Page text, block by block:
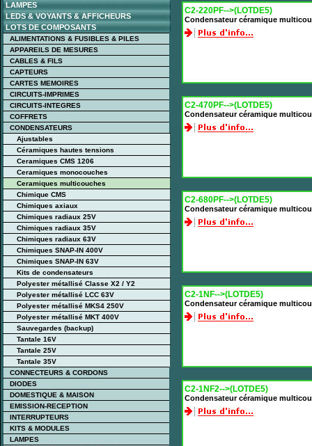
LAMPES
LEDS & VOYANTS & AFFICHEURS
LOTS DE COMPOSANTS
ALIMENTATIONS & FUSIBLES & PILES
APPAREILS DE MESURES
CABLES & FILS
CAPTEURS
CARTES MEMOIRES
CIRCUITS-IMPRIMES
CIRCUITS-INTEGRES
COFFRETS
CONDENSATEURS
Ajustables
Céramiques hautes tensions
Ceramiques CMS 1206
Ceramiques monocouches
Ceramiques multicouches
Chimique CMS
Chimiques axiaux
Chimiques radiaux 25V
Chimiques radiaux 35V
Chimiques radiaux 63V
Chimiques SNAP-IN 400V
Chimiques SNAP-IN 63V
Kits de condensateurs
Polyester métallisé Classe X2 / Y2
Polyester métallisé LCC 63V
Polyester métallisé MKS4 250V
Polyester métallisé MKT 400V
Sauvegardes (backup)
Tantale 16V
Tantale 25V
Tantale 35V
CONNECTEURS & CORDONS
DIODES
DOMESTIQUE & MAISON
EMISSION-RECEPTION
INTERRUPTEURS
KITS & MODULES
LAMPES
C2-220PF-->(LOTDE5)
Condensateur céramique
C2-470PF-->(LOTDE5)
Condensateur céramique
C2-680PF-->(LOTDE5)
Condensateur céramique
C2-1NF-->(LOTDE5)
Condensateur céramique
C2-1NF2-->(LOTDE5)
Condensateur céramique